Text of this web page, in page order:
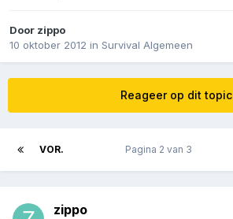
Door zippo
10 oktober 2012 in Survival Algemeen
Reageer op dit topic
VOR. Pagina 2 van 3
zippo